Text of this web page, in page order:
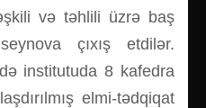
və təhlili üzrə baş
çıxış etdilər.
institutuda 8 kafedra
elmi-tədqiqat